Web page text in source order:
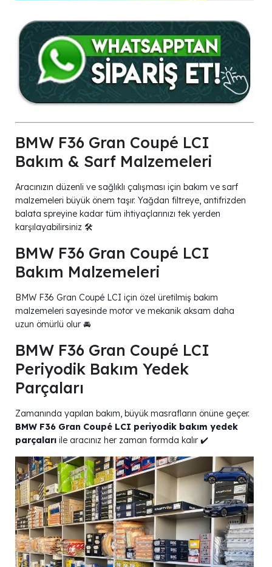
BMW F36 Gran Coupé LCI
Bakım & Sarf Malzemeleri
Aracınızın düzenli ve sağlıklı çalışması için bakım ve sarf
malzemeleri büyük önem taşır. Yağdan filtreye, antifrizden
balata spreyine kadar tüm ihtiyaçlarınızı tek yerden
karşılayabilirsiniz 🛠️
BMW F36 Gran Coupé LCI
Bakım Malzemeleri
BMW F36 Gran Coupé LCI için özel üretilmiş bakım
malzemeleri sayesinde motor ve mekanik aksam daha
uzun ömürlü olur 🚘
BMW F36 Gran Coupé LCI
Periyodik Bakım Yedek
Parçaları
Zamanında yapılan bakım, büyük masrafların önüne geçer.
BMW F36 Gran Coupé LCI periyodik bakım yedek
parçaları ile aracınız her zaman formda kalır ✔️